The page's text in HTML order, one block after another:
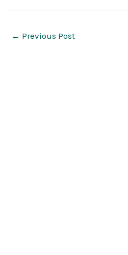
← Previous Post